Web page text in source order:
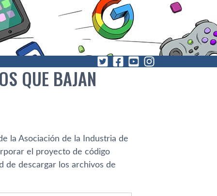
QUE BAJAN
la Asociación de la Industria de
el proyecto de código
de descargar los archivos de